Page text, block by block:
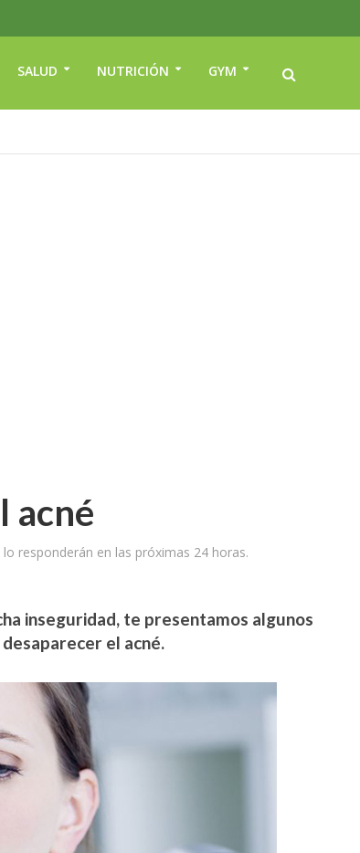
SALUD NUTRICIÓN GYM
acné
responderán en las próximas 24 horas.
inseguridad, te presentamos algunos
el acné.